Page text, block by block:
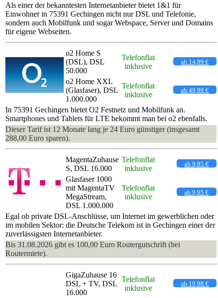
Als einer der bekanntesten Internetanbieter bietet 1&1 für
Einwohner in 75391 Gechingen nicht nur DSL und Telefonie,
sondern auch Mobilfunk und sogar Webspace, Server und Domains
für eigene Webseiten.
o2 Home S
(DSL), DSL
50.000
Telefonflat
inklusive
ab 14,99 €
o2 Home XXL
(Glasfaser), DSL
1.000.000
Telefonflat
inklusive
ab 49,99 €
In 75391 Gechingen bietet O2 Festnetz und Mobilfunk an.
Smartphones und Tablets für LTE bekommt man bei o2 ebenfalls.
Dieser Tarif ist 12 Monate lang je 24 Euro günstiger (insgesamt
288,00 Euro sparen).
MagentaZuhause
S, DSL 16.000
Telefonflat
inklusive
ab 9,95 €
Glasfaser 1000
mit MagentaTV
MegaStream,
DSL 1.000.000
Telefonflat
inklusive
ab 9,95 €
Egal ob private DSL-Anschlüsse, um Internet im gewerblichen oder
im mobilen Sektor: die Deutsche Telekom ist in Gechingen einer der
zuverlässigsten Internetanbieter.
Bis 31.08.2026 gibt es 100,00 Euro Routergutschrift (bei
Routermiete).
GigaZuhause 16
DSL + TV, DSL
16.000
Telefonflat
inklusive
ab 19,98 €